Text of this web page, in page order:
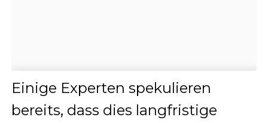
Einige Experten spekulieren
bereits, dass dies langfristige